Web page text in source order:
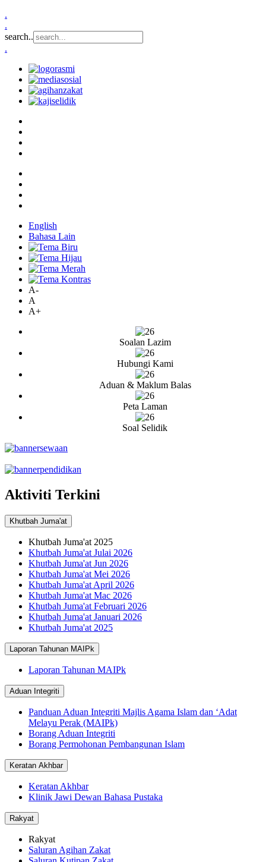
.
.
search..
.
English
Bahasa Lain
A-
A
A+
Soalan Lazim
Hubungi Kami
Aduan & Maklum Balas
Peta Laman
Soal Selidik
Aktiviti Terkini
Khutbah Juma'at
Khutbah Juma'at 2025
Khutbah Juma'at Julai 2026
Khutbah Juma'at Jun 2026
Khutbah Juma'at Mei 2026
Khutbah Juma'at April 2026
Khutbah Juma'at Mac 2026
Khutbah Juma'at Februari 2026
Khutbah Juma'at Januari 2026
Khutbah Juma'at 2025
Laporan Tahunan MAIPk
Laporan Tahunan MAIPk
Aduan Integriti
Panduan Aduan Integriti Majlis Agama Islam dan ‘Adat
Melayu Perak (MAIPk)
Borang Aduan Integriti
Borang Permohonan Pembangunan Islam
Keratan Akhbar
Keratan Akhbar
Klinik Jawi Dewan Bahasa Pustaka
Rakyat
Rakyat
Saluran Agihan Zakat